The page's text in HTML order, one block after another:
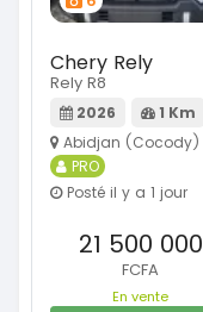
Chery Rely
Rely R8
2026
1 Km
Abidjan (Cocody)
PRO
Posté il y a 1 jour
21 500 000
FCFA
En vente